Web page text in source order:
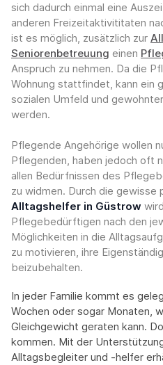
sich dadurch einmal eine
anderen Freizeitaktivititaten
ist es möglich, zusätzlich zur
Seniorenbetreuung einen
Anspruch zu nehmen. Da die
Wohnung stattfindet, kann ein
sozialen Umfeld und
werden.
Pflegende Angehörige wollen
Pflegenden, haben jedoch oft
allen Bedürfnissen des
zu widmen. Durch die gewisse
Alltagshelfer in Güstrow
Pflegebedürftigen nach den
Möglichkeiten in die
zu motivieren, ihre
beizubehalten.
In jeder Familie kommt es
Wochen oder sogar Monaten,
Gleichgewicht geraten kann.
kommen. Mit der
Alltagsbegleiter und -helfer